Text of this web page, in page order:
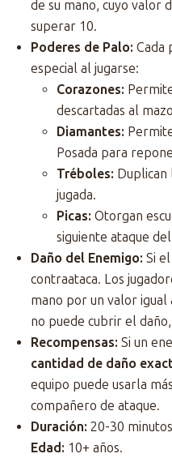
de su mano, cuyo valor
superar 10.
Poderes de Palo: Cada
especial al jugarse:
Corazones:
descartadas al
Diamantes:
Posada para
Tréboles: Duplican
jugada.
Picas: Otorgan
siguiente ataque
Daño del Enemigo: Si
contraataca. Los
mano por un valor igual
no puede cubrir el
Recompensas: Si un
cantidad de daño
equipo puede usarla
compañero de ataque.
Duración: 20-30 minutos
Edad: 10+ años.